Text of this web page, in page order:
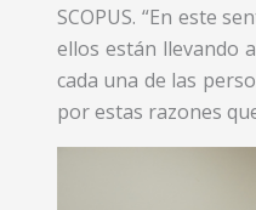
SCOPUS. “En este
ellos están llevando
cada una de las
por estas razones